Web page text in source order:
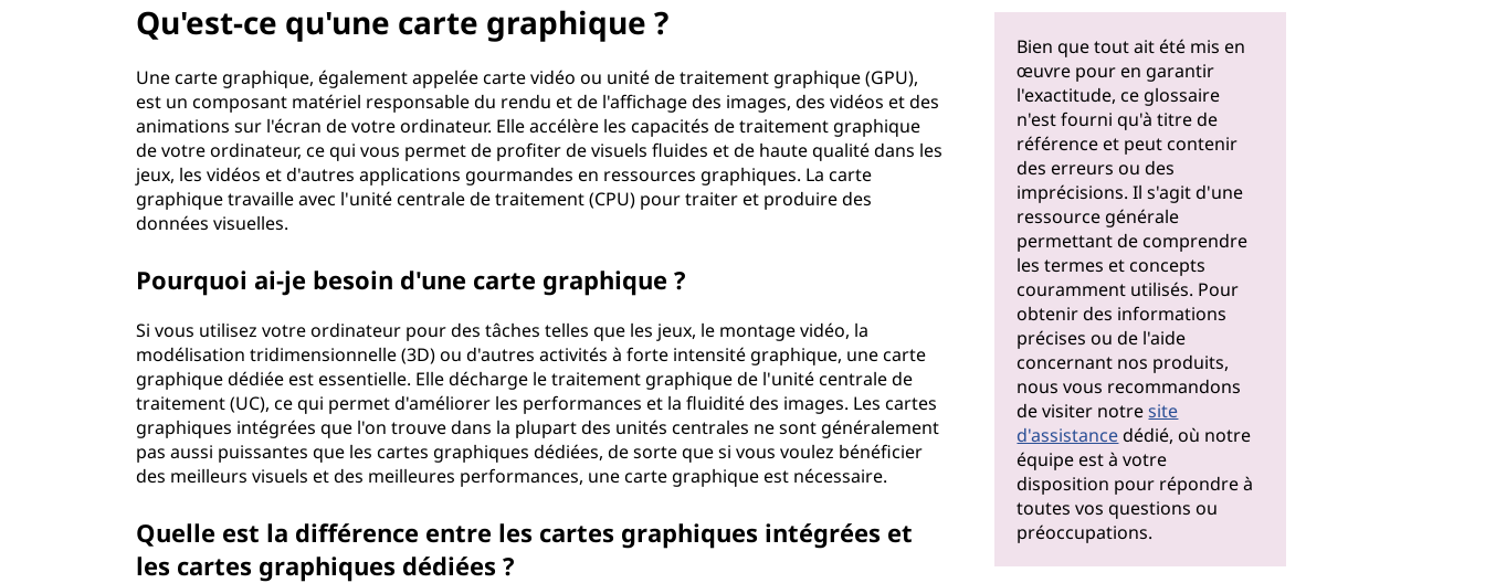
Qu'est-ce qu'une carte graphique ?
Une carte graphique, également appelée carte vidéo ou unité de traitement graphique (GPU),
est un composant matériel responsable du rendu et de l'affichage des images, des vidéos et des
animations sur l'écran de votre ordinateur. Elle accélère les capacités de traitement graphique
de votre ordinateur, ce qui vous permet de profiter de visuels fluides et de haute qualité dans les
jeux, les vidéos et d'autres applications gourmandes en ressources graphiques. La carte
graphique travaille avec l'unité centrale de traitement (CPU) pour traiter et produire des
données visuelles.
Pourquoi ai-je besoin d'une carte graphique ?
Si vous utilisez votre ordinateur pour des tâches telles que les jeux, le montage vidéo, la
modélisation tridimensionnelle (3D) ou d'autres activités à forte intensité graphique, une carte
graphique dédiée est essentielle. Elle décharge le traitement graphique de l'unité centrale de
traitement (UC), ce qui permet d'améliorer les performances et la fluidité des images. Les cartes
graphiques intégrées que l'on trouve dans la plupart des unités centrales ne sont généralement
pas aussi puissantes que les cartes graphiques dédiées, de sorte que si vous voulez bénéficier
des meilleurs visuels et des meilleures performances, une carte graphique est nécessaire.
Quelle est la différence entre les cartes graphiques intégrées et
les cartes graphiques dédiées ?
Bien que tout ait été mis en
œuvre pour en garantir
l'exactitude, ce glossaire
n'est fourni qu'à titre de
référence et peut contenir
des erreurs ou des
imprécisions. Il s'agit d'une
ressource générale
permettant de comprendre
les termes et concepts
couramment utilisés. Pour
obtenir des informations
précises ou de l'aide
concernant nos produits,
nous vous recommandons
de visiter notresite
d'assistancedédié, où notre
équipe est à votre
disposition pour répondre à
toutes vos questions ou
préoccupations.